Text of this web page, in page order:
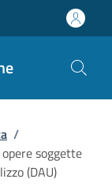
/
soggette
(DAU)